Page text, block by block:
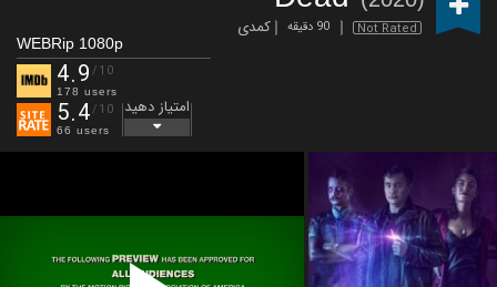
Not Rated 90 دقیقه کمدی
WEBRip 1080p
4.9 /10
178 users
5.4/10
66 users
امتیاز دهید